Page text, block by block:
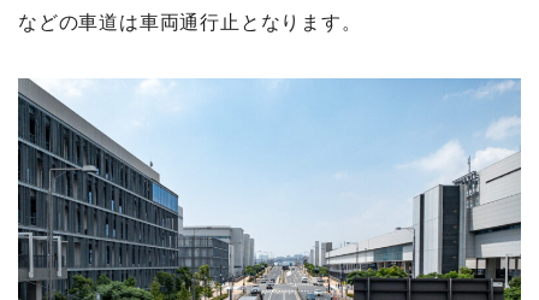
などの車道は車両通行止となります。